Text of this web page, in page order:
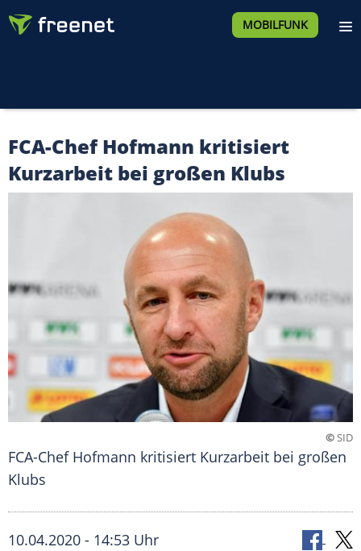
MOBILFUNK
FCA-Chef Hofmann kritisiert
Kurzarbeit bei großen Klubs
©SID
FCA-Chef Hofmann kritisiert Kurzarbeit bei großen
Klubs
10.04.2020 - 14:53 Uhr